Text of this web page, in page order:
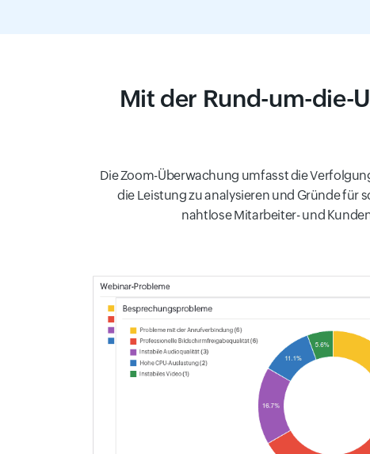
Mit der Rund-um-die-
Die Zoom-Überwachung umfasst die
die Leistung zu analysieren und Gründe für
nahtlose Mitarbeiter- und